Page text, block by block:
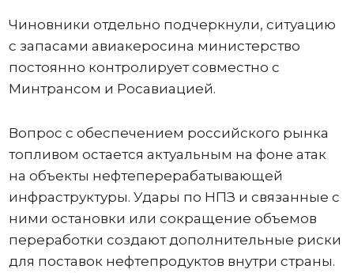
Чиновники отдельно подчеркнули, ситуацию
с запасами авиакеросина министерство
постоянно контролирует совместно с
Минтрансом и Росавиацией.
Вопрос с обеспечением российского рынка
топливом остается актуальным на фоне атак
на объекты нефтеперерабатывающей
инфраструктуры. Удары по НПЗ и связанные с
ними остановки или сокращение объемов
переработки создают дополнительные риски
для поставок нефтепродуктов внутри страны.